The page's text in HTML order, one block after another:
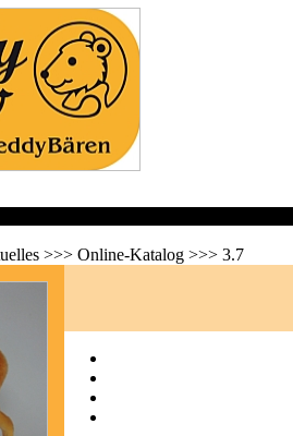
>>> Online-Katalog >>> 3.7